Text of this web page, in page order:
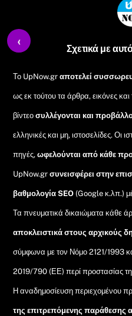
Σχετικά με
Το UpNow.grαποτελεί
ως εκ τούτου τα άρθρα, εικόνες
βίντεοσυλλέγονται και
ελληνικές και μη, ιστοσελίδες. Οι
πηγές,ωφελούνται από κάθε
UpNow.gr συνεισφέρει στην
βαθμολογία SEO (Google κ.λπ.)
Τα πνευματικά δικαιώματα κάθε
αποκλειστικά στους αρχικούς
σύμφωνα με τον Νόμο 2121/1993
2019/790 (ΕΕ) περί προστασίας
Η αναδημοσίευση περιεχομένου
της επιτρεπόμενης
‹